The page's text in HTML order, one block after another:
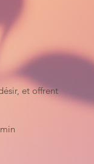
et offrent